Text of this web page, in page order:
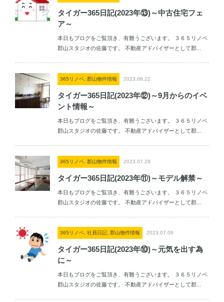
タイガー365日記(2023年⑬)～中古住宅フェ
ア～
本日もブログをご覧頂き、有難うございます。 ３６５リノベ
郡山スタジオの佐藤です。 不動産アドバイザーとして郡...
365リノベ, 郡山物件情報 2023.08.22
タイガー365日記(2023年⑫)～9月からのイベ
ント情報～
本日もブログをご覧頂き、有難うございます。 ３６５リノベ
郡山スタジオの佐藤です。 不動産アドバイザーとして郡...
365リノベ, 郡山物件情報 2023.07.28
タイガー365日記(2023年⑪)～モデル解禁～
本日もブログをご覧頂き、有難うございます。 ３６５リノベ
郡山スタジオの佐藤です。 不動産アドバイザーとして郡...
365リノベ, 社員日記, 郡山物件情報 2023.07.09
タイガー365日記(2023年⑩)～元気を出す為
に～
本日もブログをご覧頂き、有難うございます。 ３６５リノベ
郡山スタジオの佐藤です。 不動産アドバイザーとして郡...